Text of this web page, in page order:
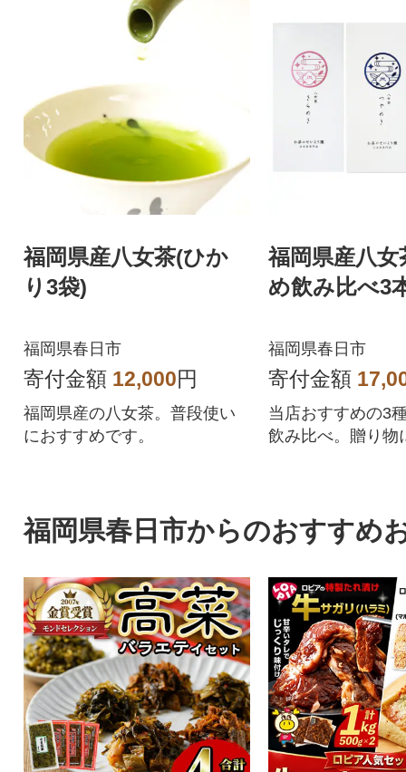
福岡県産八女茶(ひか
り3袋)
福岡県春日市
寄付金額 12,000円
福岡県産の八女茶。普段使い
におすすめです。
福岡県産八
め飲み比べ3
福岡県春日市
寄付金額
当店おすすめの3
飲み比べ。贈り物
福岡県春日市からのおすすめ